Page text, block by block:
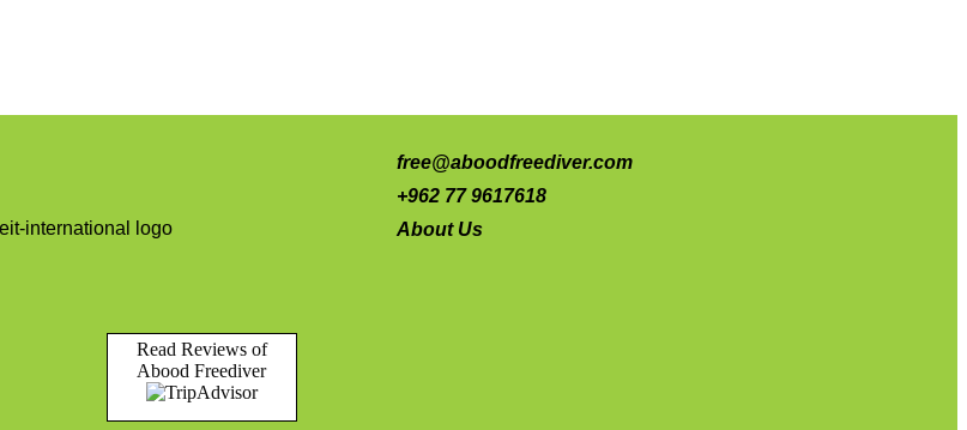
free@aboodfreediver.com
+962 77 9617618
About Us
Read Reviews of
Abood Freediver